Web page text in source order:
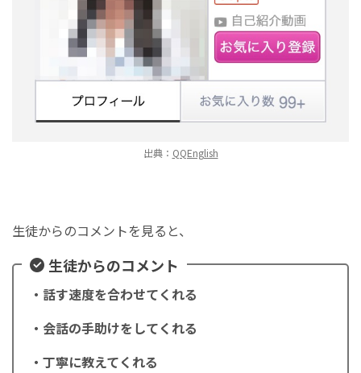
出典： QQEnglish
生徒からのコメントを見ると、
生徒からのコメント
・話す速度を合わせてくれる
・会話の手助けをしてくれる
・丁寧に教えてくれる